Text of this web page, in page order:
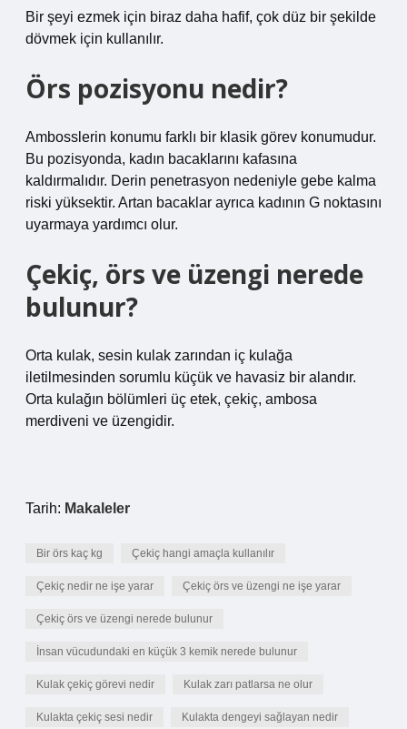
Bir şeyi ezmek için biraz daha hafif, çok düz bir şekilde
dövmek için kullanılır.
Örs pozisyonu nedir?
Ambosslerin konumu farklı bir klasik görev konumudur.
Bu pozisyonda, kadın bacaklarını kafasına
kaldırmalıdır. Derin penetrasyon nedeniyle gebe kalma
riski yüksektir. Artan bacaklar ayrıca kadının G noktasını
uyarmaya yardımcı olur.
Çekiç, örs ve üzengi nerede
bulunur?
Orta kulak, sesin kulak zarından iç kulağa
iletilmesinden sorumlu küçük ve havasiz bir alandır.
Orta kulağın bölümleri üç etek, çekiç, ambosa
merdiveni ve üzengidir.
Tarih: Makaleler
Bir örs kaç kg Çekiç hangi amaçla kullanılır
Çekiç nedir ne işe yarar Çekiç örs ve üzengi ne işe yarar
Çekiç örs ve üzengi nerede bulunur
İnsan vücudundaki en küçük 3 kemik nerede bulunur
Kulak çekiç görevi nedir Kulak zarı patlarsa ne olur
Kulakta çekiç sesi nedir Kulakta dengeyi sağlayan nedir